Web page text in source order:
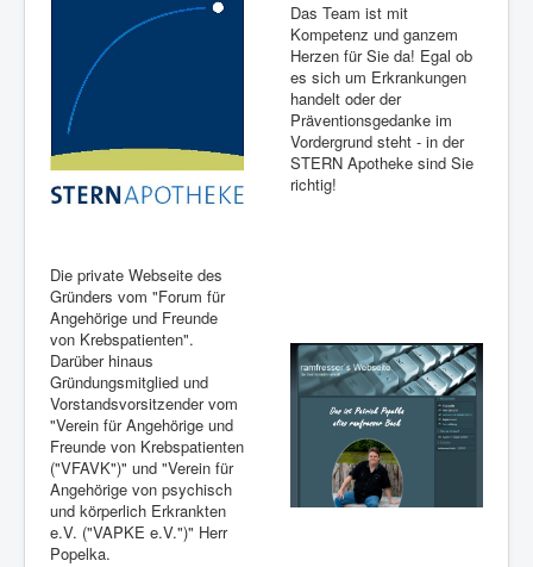
Das Team ist mit
Kompetenz und ganzem
Herzen für Sie da! Egal ob
es sich um Erkrankungen
handelt oder der
Präventionsgedanke im
Vordergrund steht - in der
STERN Apotheke sind Sie
richtig!
Die private Webseite des
Gründers vom "Forum für
Angehörige und Freunde
von Krebspatienten".
Darüber hinaus
Gründungsmitglied und
Vorstandsvorsitzender vom
"Verein für Angehörige und
Freunde von Krebspatienten
("VFAVK")" und "Verein für
Angehörige von psychisch
und körperlich Erkrankten
e.V. ("VAPKE e.V.")" Herr
Popelka.